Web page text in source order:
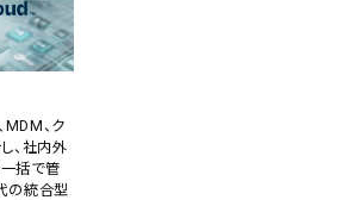
、ク
、社内外
括で管
の統合型